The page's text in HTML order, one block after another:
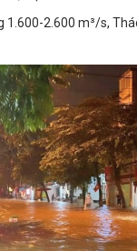
1.600-2.600 m³/s,